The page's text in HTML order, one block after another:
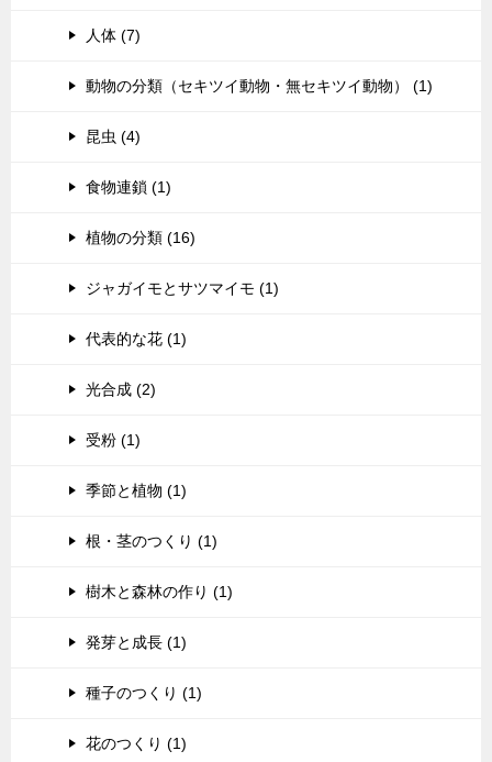
人体 (7)
動物の分類（セキツイ動物・無セキツイ動物） (1)
昆虫 (4)
食物連鎖 (1)
植物の分類 (16)
ジャガイモとサツマイモ (1)
代表的な花 (1)
光合成 (2)
受粉 (1)
季節と植物 (1)
根・茎のつくり (1)
樹木と森林の作り (1)
発芽と成長 (1)
種子のつくり (1)
花のつくり (1)